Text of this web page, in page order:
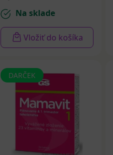
Na sklade
Vložiť do košíka
DARČEK